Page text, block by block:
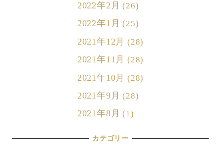
2022年2月 (26)
2022年1月 (25)
2021年12月 (28)
2021年11月 (28)
2021年10月 (28)
2021年9月 (28)
2021年8月 (1)
カテゴリー